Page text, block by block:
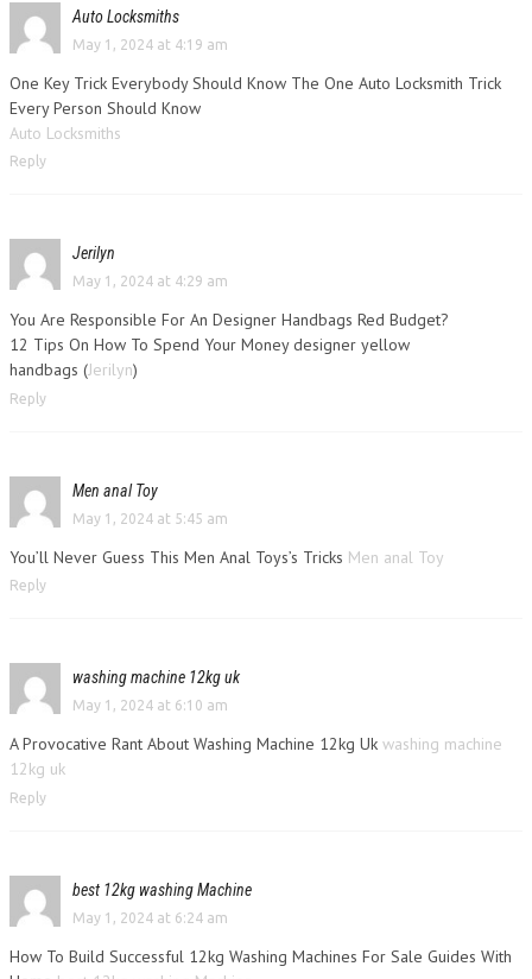
Auto Locksmiths
May 1, 2024 at 4:19 am
One Key Trick Everybody Should Know The One Auto Locksmith Trick
Every Person Should Know
Auto Locksmiths
Reply
Jerilyn
May 1, 2024 at 4:29 am
You Are Responsible For An Designer Handbags Red Budget?
12 Tips On How To Spend Your Money designer yellow
handbags (Jerilyn)
Reply
Men anal Toy
May 1, 2024 at 5:45 am
You’ll Never Guess This Men Anal Toys’s Tricks Men anal Toy
Reply
washing machine 12kg uk
May 1, 2024 at 6:10 am
A Provocative Rant About Washing Machine 12kg Uk washing machine
12kg uk
Reply
best 12kg washing Machine
May 1, 2024 at 6:24 am
How To Build Successful 12kg Washing Machines For Sale Guides With